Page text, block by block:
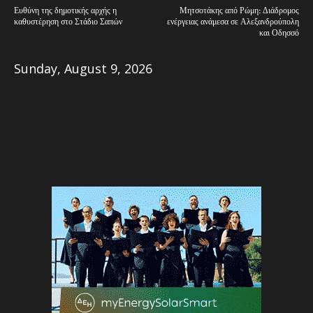
Ευθύνη της δημοτικής αρχής η
καθυστέρηση στο Στάδιο Σαπών
Μητσοτάκης από Ρώμη: Διάδρομος
ενέργειας ανάμεσα σε Αλεξανδρούπολη
και Οδησσό
Sunday, August 9, 2026